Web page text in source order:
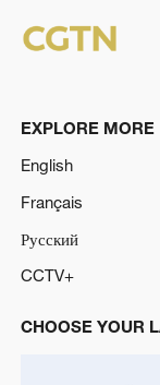
EXPLORE MORE
English
Français
Русский
CCTV+
CHOOSE YOUR